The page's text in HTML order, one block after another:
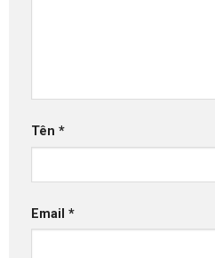
Tên *
Email *